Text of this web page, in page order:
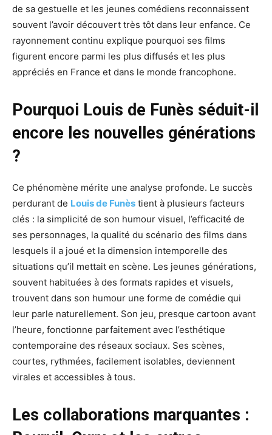
de sa gestuelle et les jeunes comédiens reconnaissent
souvent l’avoir découvert très tôt dans leur enfance. Ce
rayonnement continu explique pourquoi ses films
figurent encore parmi les plus diffusés et les plus
appréciés en France et dans le monde francophone.
Pourquoi Louis de Funès séduit-il
encore les nouvelles générations
?
Ce phénomène mérite une analyse profonde. Le succès
perdurant de Louis de Funès tient à plusieurs facteurs
clés : la simplicité de son humour visuel, l’efficacité de
ses personnages, la qualité du scénario des films dans
lesquels il a joué et la dimension intemporelle des
situations qu’il mettait en scène. Les jeunes générations,
souvent habituées à des formats rapides et visuels,
trouvent dans son humour une forme de comédie qui
leur parle naturellement. Son jeu, presque cartoon avant
l’heure, fonctionne parfaitement avec l’esthétique
contemporaine des réseaux sociaux. Ses scènes,
courtes, rythmées, facilement isolables, deviennent
virales et accessibles à tous.
Les collaborations marquantes :